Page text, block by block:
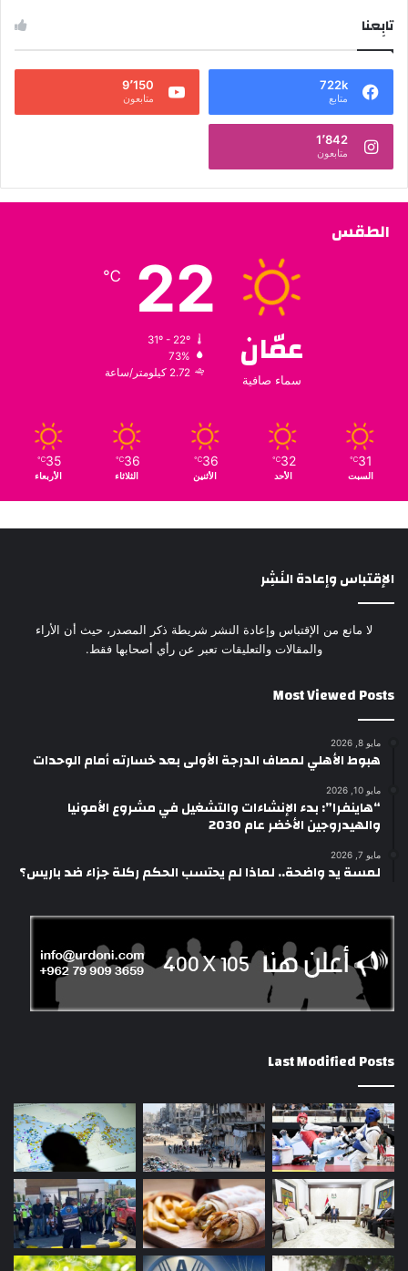
تابِعنا
722k
متابع
9٬150
متابعون
1٬842
متابعون
الطقس
عمّان
سماء صافية
22
℃
31º - 22º
73%
2.72 كيلومتر/ساعة
31
℃
السبت
32
℃
الأحد
36
℃
الأثنين
36
℃
الثلاثاء
35
℃
الأربعاء
الإقتباس وإعادة النَشِر
لا مانع من الإقتباس وإعادة النشر شريطة ذكر المصدر، حيث أن الأراء
والمقالات والتعليقات تعبر عن رأي أصحابها فقط.
Most Viewed Posts
مايو 8, 2026
هبوط الأهلي لمصاف الدرجة الأولى بعد خسارته أمام الوحدات
مايو 10, 2026
“هاينفرا”: بدء الإنشاءات والتشغيل في مشروع الأمونيا
والهيدروجين الأخضر عام 2030
مايو 7, 2026
لمسة يد واضحة.. لماذا لم يحتسب الحكم ركلة جزاء ضد باريس؟
Last Modified Posts